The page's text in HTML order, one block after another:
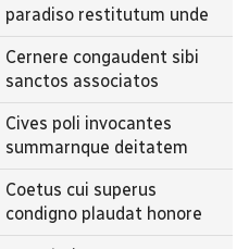
paradiso restitutum unde
Cernere congaudent sibi
sanctos associatos
Cives poli invocantes
summarnque deitatem
Coetus cui superus
condigno plaudat honore